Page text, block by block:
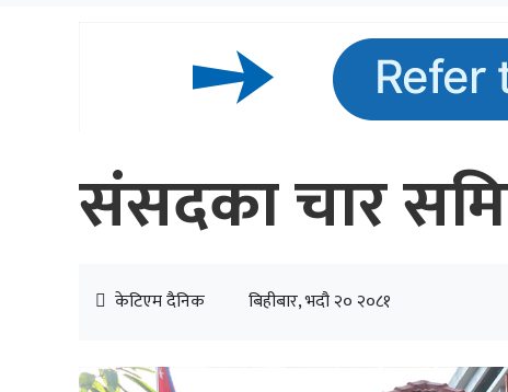
संसदका चार
केटिएम दैनिक बिहीबार, भदौ २० २०८१